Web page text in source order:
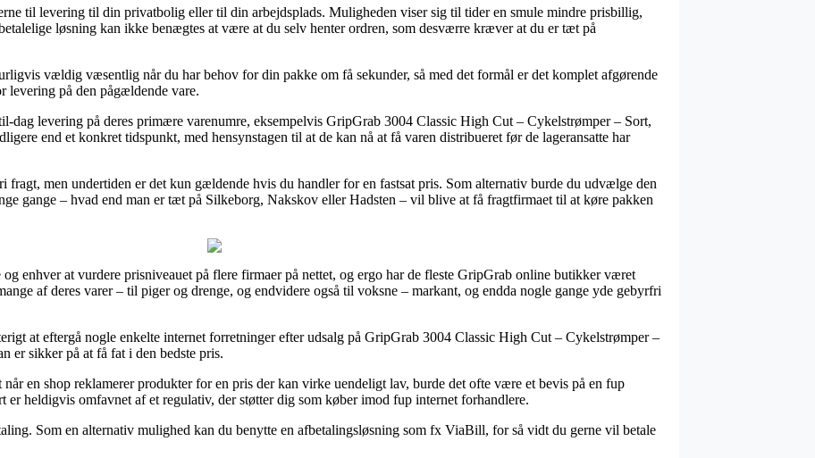
til levering til din privatbolig eller til din arbejdsplads. Muligheden viser sig til tider en smule mindre prisbillig,
løsning kan ikke benægtes at være at du selv henter ordren, som desværre kræver at du er tæt på
vældig væsentlig når du har behov for din pakke om få sekunder, så med det formål er det komplet afgørende
levering på den pågældende vare.
dag levering på deres primære varenumre, eksempelvis GripGrab 3004 Classic High Cut – Cykelstrømper – Sort,
end et konkret tidspunkt, med hensynstagen til at de kan nå at få varen distribueret før de lageransatte har
fragt, men undertiden er det kun gældende hvis du handler for en fastsat pris. Som alternativ burde du udvælge den
gange – hvad end man er tæt på Silkeborg, Nakskov eller Hadsten – vil blive at få fragtfirmaet til at køre pakken
enhver at vurdere prisniveauet på flere firmaer på nettet, og ergo har de fleste GripGrab online butikker været
af deres varer – til piger og drenge, og endvidere også til voksne – markant, og endda nogle gange yde gebyrfri
at eftergå nogle enkelte internet forretninger efter udsalg på GripGrab 3004 Classic High Cut – Cykelstrømper –
er sikker på at få fat i den bedste pris.
en shop reklamerer produkter for en pris der kan virke uendeligt lav, burde det ofte være et bevis på en fup
er heldigvis omfavnet af et regulativ, der støtter dig som køber imod fup internet forhandlere.
Som en alternativ mulighed kan du benytte en afbetalingsløsning som fx ViaBill, for så vidt du gerne vil betale